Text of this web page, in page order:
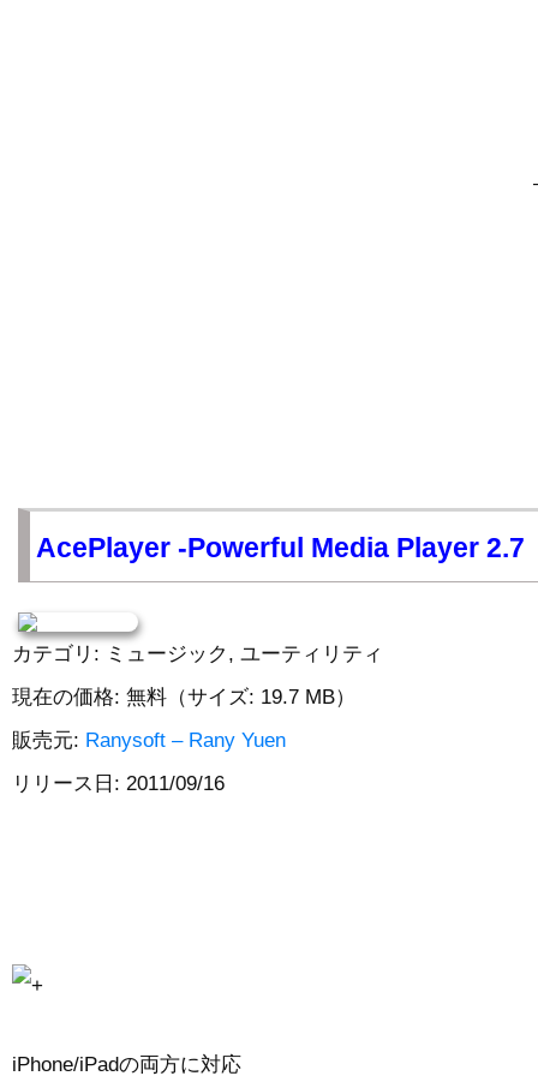
AcePlayer -Powerful Media Player 2.7
カテゴリ: ミュージック, ユーティリティ
現在の価格: 無料（サイズ: 19.7 MB）
販売元: Ranysoft – Rany Yuen
リリース日: 2011/09/16
iPhone/iPadの両方に対応